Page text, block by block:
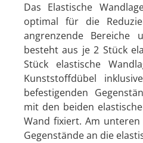
Das Elastische
optimal für die
angrenzende Bereiche
besteht aus je 2 Stück
Stück elastische
Kunststoffdübel
befestigenden
mit den beiden
Wand fixiert. Am
Gegenstände an die